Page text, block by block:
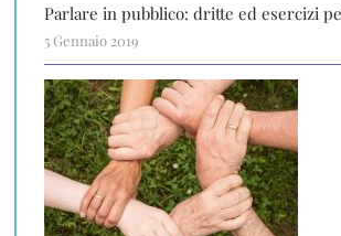
Parlare in pubblico: dritte ed esercizi
5 Gennaio 2019